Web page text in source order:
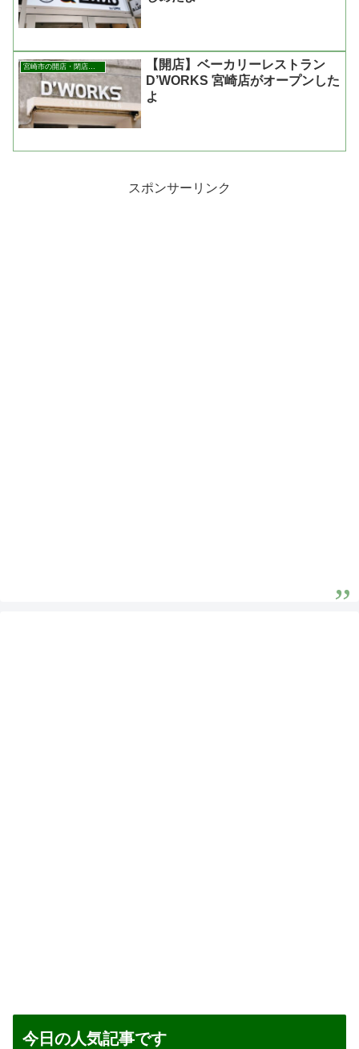
宮崎市の開店・閉店まとめ
【開店】ベーカリーレストラン
D’WORKS 宮崎店がオープンした
よ
スポンサーリンク
今日の人気記事です